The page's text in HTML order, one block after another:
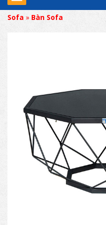
Sofa » Bàn Sofa